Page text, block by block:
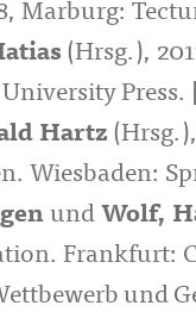
Marburg:
(Hrsg.),
Press.
Hartz
Wiesbaden:
und Wolf,
Frankfurt:
und